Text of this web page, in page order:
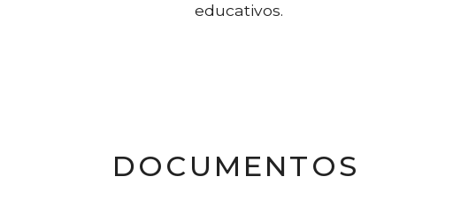
educativos.
DOCUMENTOS